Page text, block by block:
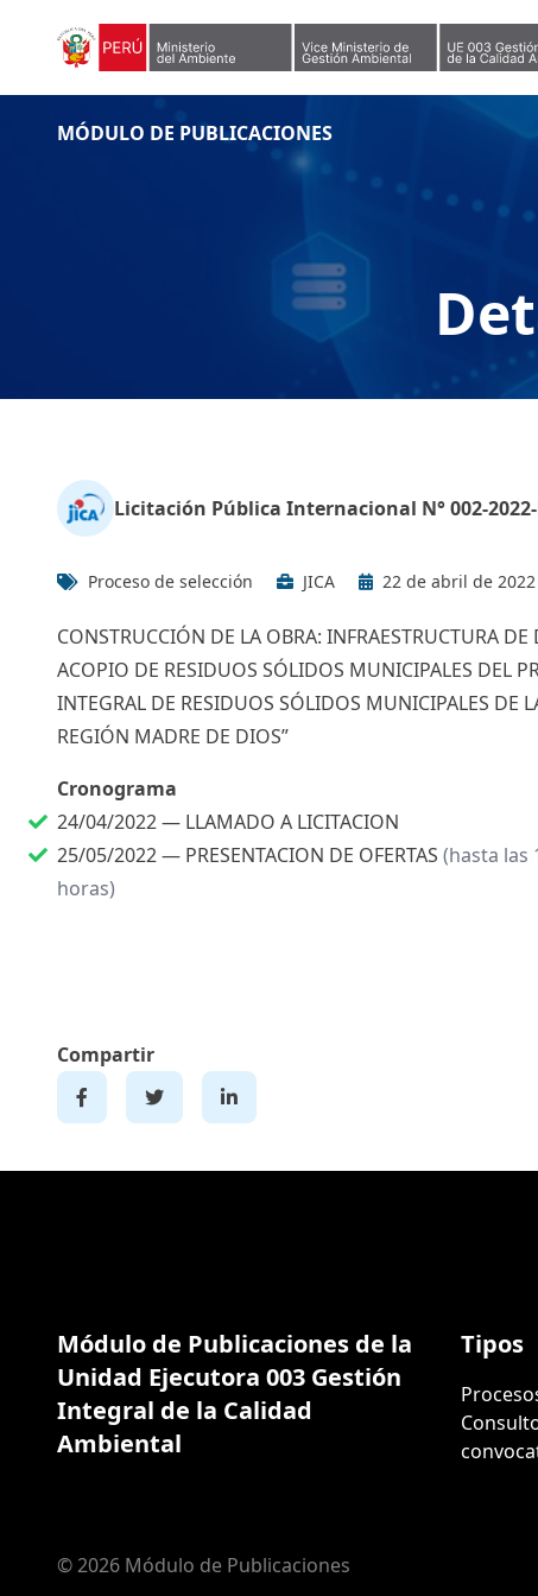
MÓDULO DE PUBLICACIONES
Licitación Pública Internacional N° 002-
Proceso de selección JICA 22 de abril de 2022
CONSTRUCCIÓN DE LA OBRA: INFRAESTRUCTURA
ACOPIO DE RESIDUOS SÓLIDOS MUNICIPALES DEL
INTEGRAL DE RESIDUOS SÓLIDOS MUNICIPALES DE
REGIÓN MADRE DE DIOS”
Cronograma
24/04/2022 — LLAMADO A LICITACION
25/05/2022 — PRESENTACION DE OFERTAS (hasta las
horas)
Compartir
Módulo de Publicaciones de la
Unidad Ejecutora 003 Gestión
Integral de la Calidad
Ambiental
Tipos
© 2026 Módulo de Publicaciones